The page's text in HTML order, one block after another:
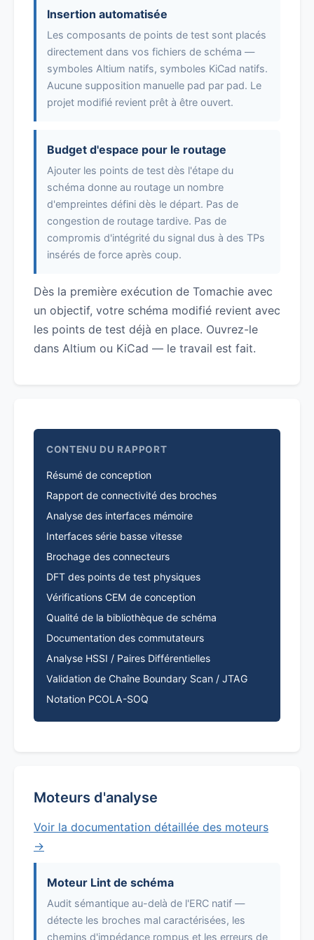
Insertion automatisée
Les composants de points de test sont placés
directement dans vos fichiers de schéma —
symboles Altium natifs, symboles KiCad natifs.
Aucune supposition manuelle pad par pad. Le
projet modifié revient prêt à être ouvert.
Budget d'espace pour le routage
Ajouter les points de test dès l'étape du
schéma donne au routage un nombre
d'empreintes défini dès le départ. Pas de
congestion de routage tardive. Pas de
compromis d'intégrité du signal dus à des TPs
insérés de force après coup.
Dès la première exécution de Tomachie avec
un objectif, votre schéma modifié revient avec
les points de test déjà en place. Ouvrez-le
dans Altium ou KiCad — le travail est fait.
CONTENU DU RAPPORT
Résumé de conception
Rapport de connectivité des broches
Analyse des interfaces mémoire
Interfaces série basse vitesse
Brochage des connecteurs
DFT des points de test physiques
Vérifications CEM de conception
Qualité de la bibliothèque de schéma
Documentation des commutateurs
Analyse HSSI / Paires Différentielles
Validation de Chaîne Boundary Scan / JTAG
Notation PCOLA-SOQ
Moteurs d'analyse
Voir la documentation détaillée des moteurs
→
Moteur Lint de schéma
Audit sémantique au-delà de l'ERC natif —
détecte les broches mal caractérisées, les
chemins d'impédance rompus et les erreurs de